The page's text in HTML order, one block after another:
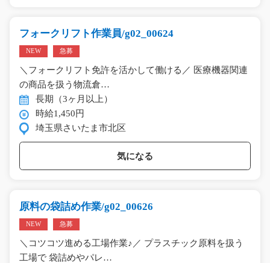
フォークリフト作業員/g02_00624
NEW 急募
＼フォークリフト免許を活かして働ける／ 医療機器関連
の商品を扱う物流倉…
長期（3ヶ月以上）
時給1,450円
埼玉県さいたま市北区
気になる
原料の袋詰め作業/g02_00626
NEW 急募
＼コツコツ進める工場作業♪／ プラスチック原料を扱う
工場で 袋詰めやパレ…